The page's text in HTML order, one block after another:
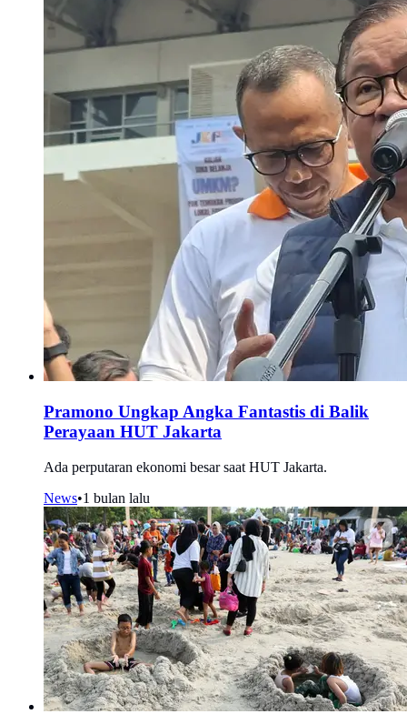
Pramono Ungkap Angka Fantastis di Balik
Perayaan HUT Jakarta
Ada perputaran ekonomi besar saat HUT Jakarta.
News•1 bulan lalu